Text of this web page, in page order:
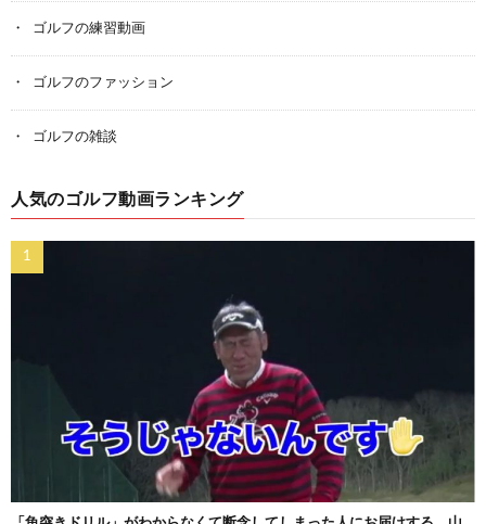
ゴルフの練習動画
ゴルフのファッション
ゴルフの雑談
人気のゴルフ動画ランキング